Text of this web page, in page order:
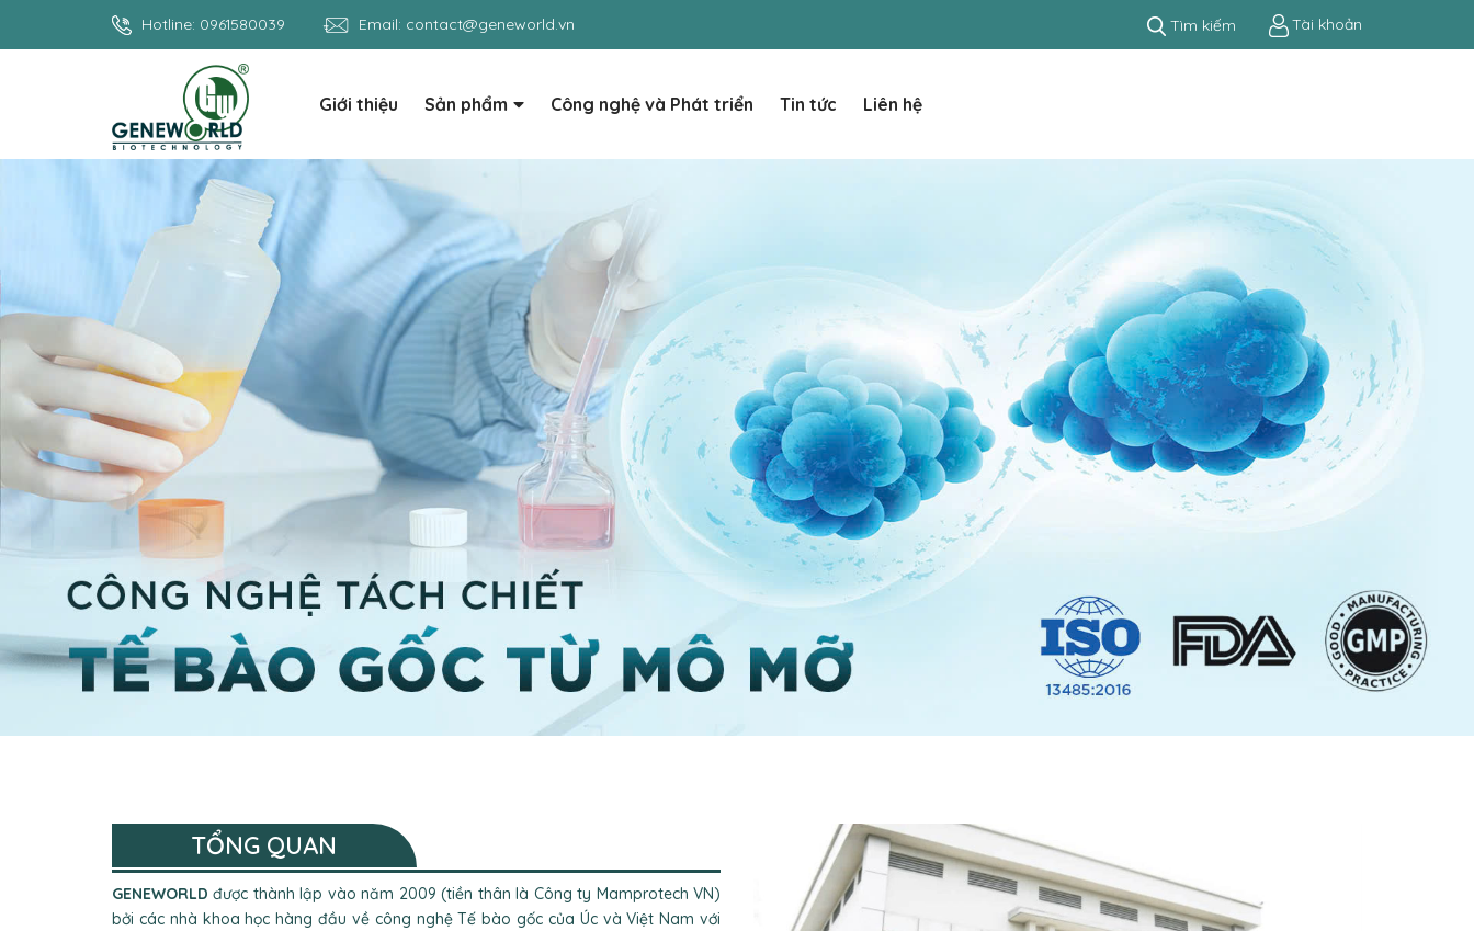
Hotline: 0961580039 Email: contact@geneworld.vn Tìm kiếm Tài khoản
Giới thiệu Sản phẩm Công nghệ và Phát triển Tin tức Liên hệ
TỔNG QUAN
GENEWORLD được thành lập vào năm 2009 (tiền thân là Công ty Mamprotech VN)
bởi các nhà khoa học hàng đầu về công nghệ Tế bào gốc của Úc và Việt Nam với